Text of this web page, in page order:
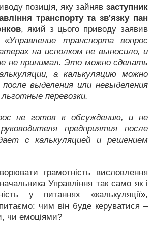
позиція, яку зайняв заступник
транспорту та зв'язку пан
, який з цього приводу заявив
«Управление транспорта вопрос
на исполком не выносило, и
не принимал. Это можно сделать
а калькуляцию можно
выделения или невыделения
перевозки.
не готов к обсуждению, и не
предприятия после
с калькуляцией и решением
грамотність висловлення
Управління так само як і
у питаннях «калькуляції»,
чим він буде керуватися –
чи емоціями?